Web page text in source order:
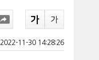
2022-11-30 14:28:26